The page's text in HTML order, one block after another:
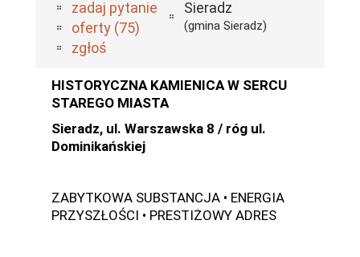
zadaj pytanie
oferty (75)
zgłoś
Sieradz
(gmina Sieradz)
HISTORYCZNA KAMIENICA W SERCU
STAREGO MIASTA
Sieradz, ul. Warszawska 8 / róg ul.
Dominikańskiej
ZABYTKOWA SUBSTANCJA • ENERGIA
PRZYSZŁOŚCI • PRESTIŻOWY ADRES